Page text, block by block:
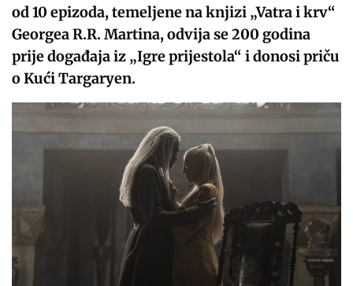
od 10 epizoda, temeljene na knjizi „Vatra i krv“
Georgea R.R. Martina, odvija se 200 godina
prije događaja iz „Igre prijestola“ i donosi priču
o Kući Targaryen.